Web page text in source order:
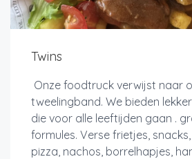
Twins
Onze foodtruck verwijst naar
tweelingband. We bieden
die voor alle leeftijden gaan .
formules. Verse frietjes,
pizza, nachos, borrelhapjes,